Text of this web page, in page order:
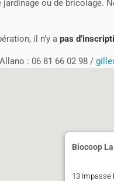
jardinage ou de bricolage.
il n’y apas
: 06 81 66 02 98 /
Biocoop
13 Impasse